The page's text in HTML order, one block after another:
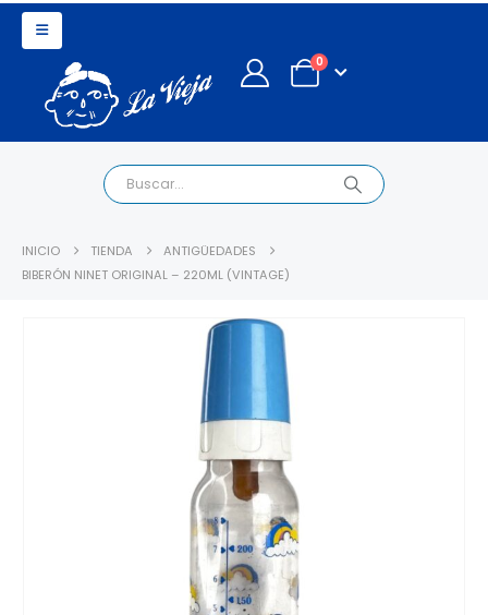
0
INICIO TIENDA
ANTIGÜEDADES
BIBERÓN NINET ORIGINAL – 220ML (VINTAGE)